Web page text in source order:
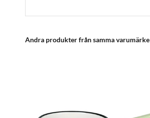
Andra produkter från samma varumärke